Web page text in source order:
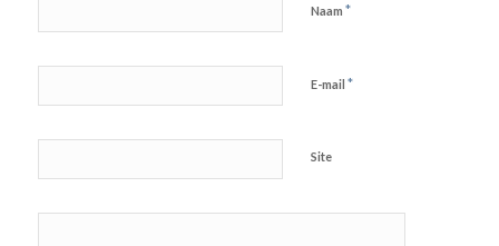
Naam *
E-mail *
Site